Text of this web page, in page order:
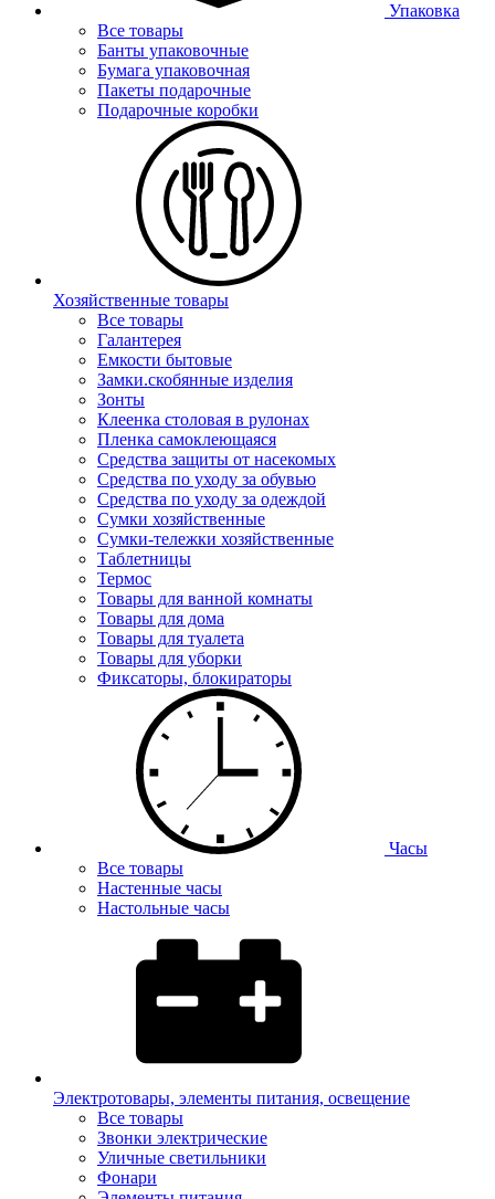
Упаковка
Все товары
Банты упаковочные
Бумага упаковочная
Пакеты подарочные
Подарочные коробки
Хозяйственные товары
Все товары
Галантерея
Емкости бытовые
Замки.скобянные изделия
Зонты
Клеенка столовая в рулонах
Пленка самоклеющаяся
Средства защиты от насекомых
Средства по уходу за обувью
Средства по уходу за одеждой
Сумки хозяйственные
Сумки-тележки хозяйственные
Таблетницы
Термос
Товары для ванной комнаты
Товары для дома
Товары для туалета
Товары для уборки
Фиксаторы, блокираторы
Часы
Все товары
Настенные часы
Настольные часы
Электротовары, элементы питания, освещение
Все товары
Звонки электрические
Уличные светильники
Фонари